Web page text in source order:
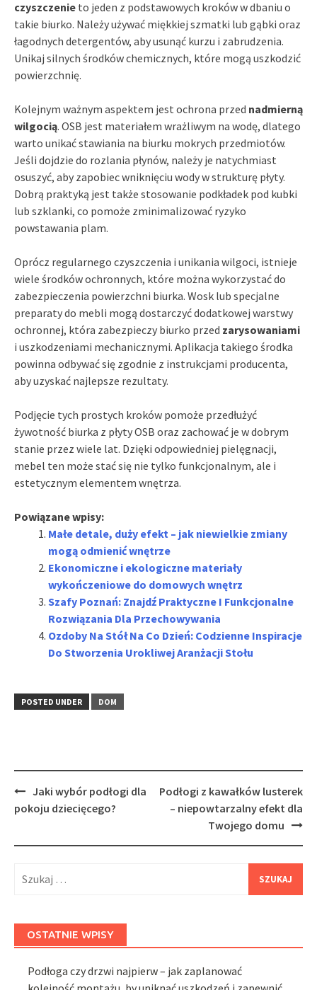
czyszczenie to jeden z podstawowych kroków w dbaniu o
takie biurko. Należy używać miękkiej szmatki lub gąbki oraz
łagodnych detergentów, aby usunąć kurzu i zabrudzenia.
Unikaj silnych środków chemicznych, które mogą uszkodzić
powierzchnię.
Kolejnym ważnym aspektem jest ochrona przed nadmierną
wilgocią. OSB jest materiałem wrażliwym na wodę, dlatego
warto unikać stawiania na biurku mokrych przedmiotów.
Jeśli dojdzie do rozlania płynów, należy je natychmiast
osuszyć, aby zapobiec wniknięciu wody w strukturę płyty.
Dobrą praktyką jest także stosowanie podkładek pod kubki
lub szklanki, co pomoże zminimalizować ryzyko
powstawania plam.
Oprócz regularnego czyszczenia i unikania wilgoci, istnieje
wiele środków ochronnych, które można wykorzystać do
zabezpieczenia powierzchni biurka. Wosk lub specjalne
preparaty do mebli mogą dostarczyć dodatkowej warstwy
ochronnej, która zabezpieczy biurko przed zarysowaniami
i uszkodzeniami mechanicznymi. Aplikacja takiego środka
powinna odbywać się zgodnie z instrukcjami producenta,
aby uzyskać najlepsze rezultaty.
Podjęcie tych prostych kroków pomoże przedłużyć
żywotność biurka z płyty OSB oraz zachować je w dobrym
stanie przez wiele lat. Dzięki odpowiedniej pielęgnacji,
mebel ten może stać się nie tylko funkcjonalnym, ale i
estetycznym elementem wnętrza.
Powiązane wpisy:
Małe detale, duży efekt – jak niewielkie zmiany
mogą odmienić wnętrze
Ekonomiczne i ekologiczne materiały
wykończeniowe do domowych wnętrz
Szafy Poznań: Znajdź Praktyczne I Funkcjonalne
Rozwiązania Dla Przechowywania
Ozdoby Na Stół Na Co Dzień: Codzienne Inspiracje
Do Stworzenia Urokliwej Aranżacji Stołu
POSTED UNDER DOM
Post
navigation
Jaki wybór podłogi dla
pokoju dziecięcego?
Podłogi z kawałków lusterek
– niepowtarzalny efekt dla
Twojego domu
OSTATNIE WPISY
Podłoga czy drzwi najpierw – jak zaplanować